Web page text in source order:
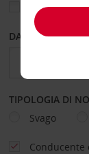
Scegli una
DAL GIORNO
TIPOLOGIA DI
Svago